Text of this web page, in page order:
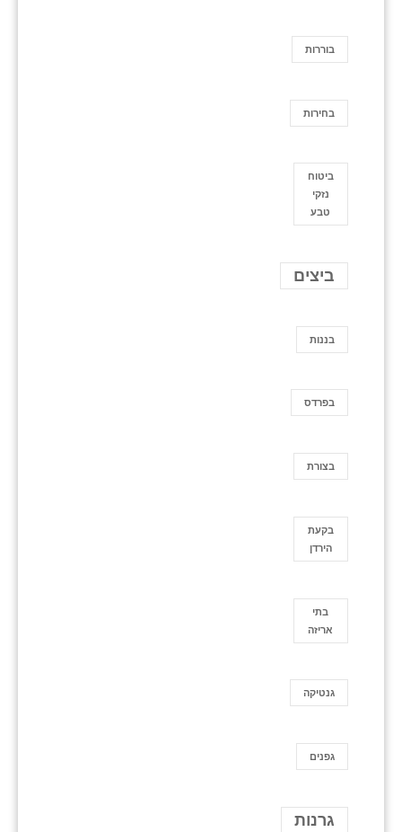
בוררות
בחירות
ביטוח
נזקי
טבע
ביצים
בננות
בפרדס
בצורת
בקעת
הירדן
בתי
אריזה
גנטיקה
גפנים
גרנות